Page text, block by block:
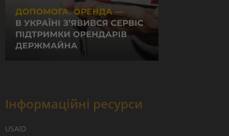
Інформаційні ресурси
USAID